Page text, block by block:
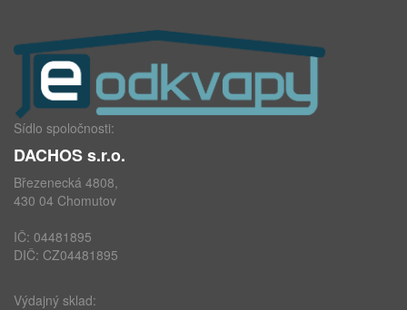
Sídlo spoločnosti:
DACHOS s.r.o.
Březenecká 4808,
430 04 Chomutov
IČ: 04481895
DIČ: CZ04481895
Výdajný sklad: